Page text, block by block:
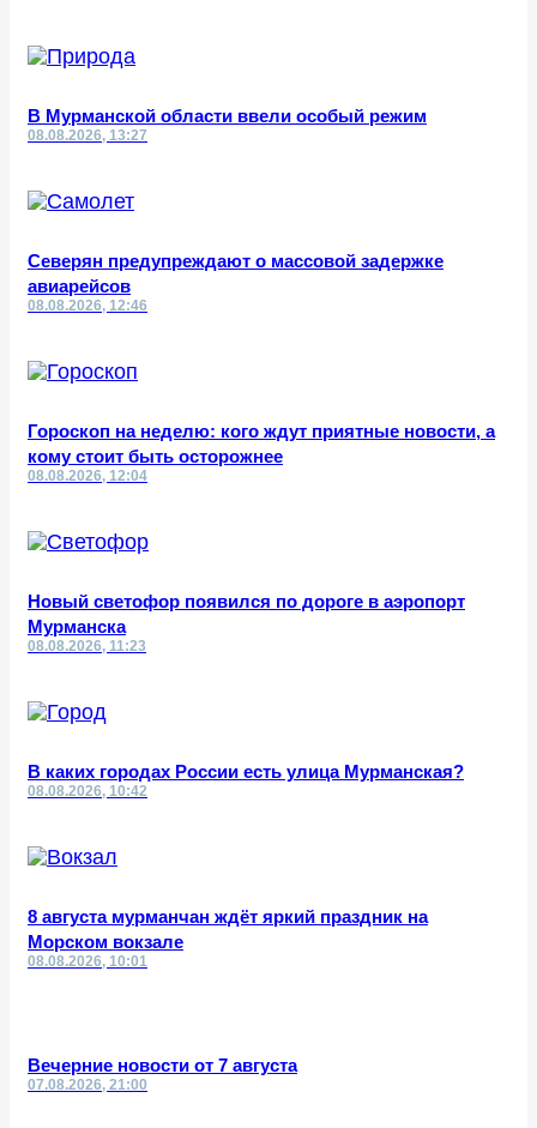
В Мурманской области ввели особый режим
08.08.2026, 13:27
Северян предупреждают о массовой задержке
авиарейсов
08.08.2026, 12:46
Гороскоп на неделю: кого ждут приятные новости, а
кому стоит быть осторожнее
08.08.2026, 12:04
Новый светофор появился по дороге в аэропорт
Мурманска
08.08.2026, 11:23
В каких городах России есть улица Мурманская?
08.08.2026, 10:42
8 августа мурманчан ждёт яркий праздник на
Морском вокзале
08.08.2026, 10:01
Вечерние новости от 7 августа
07.08.2026, 21:00